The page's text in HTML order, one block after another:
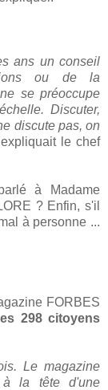
ans un conseil
ou de la
se préoccupe
Discuter,
discute pas, on
le chef
à Madame
? Enfin, s'il
à personne ...
FORBES
298 citoyens
Le magazine
à la tête d'une